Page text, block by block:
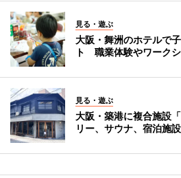
見る・遊ぶ
大阪・舞洲のホテルで
ト 職業体験やワーク
見る・遊ぶ
大阪・築港に複合施設
リー、サウナ、宿泊施